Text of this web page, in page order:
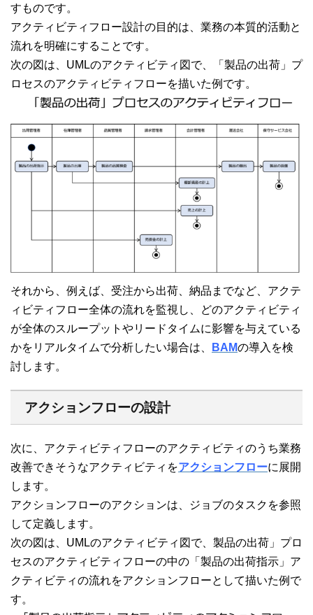
すものです。
アクティビティフロー設計の目的は、業務の本質的活動と
流れを明確にすることです。
次の図は、UMLのアクティビティ図で、「製品の出荷」プ
ロセスのアクティビティフローを描いた例です。
それから、例えば、受注から出荷、納品までなど、アクテ
ィビティフロー全体の流れを監視し、どのアクティビティ
が全体のスループットやリードタイムに影響を与えている
かをリアルタイムで分析したい場合は、
BAMの導入を検
討します。
アクションフローの設計
次に、アクティビティフローのアクティビティのうち業務
改善できそうなアクティビティをアクションフローに展開
します。
アクションフローのアクションは、ジョブのタスクを参照
して定義します。
次の図は、UMLのアクティビティ図で、製品の出荷」プロ
セスのアクティビティフローの中の「製品の出荷指示」ア
クティビティの流れをアクションフローとして描いた例で
す。